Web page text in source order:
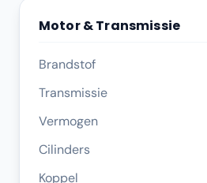
Motor & Transmissie
Brandstof
Transmissie
Vermogen
Cilinders
Koppel